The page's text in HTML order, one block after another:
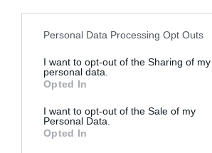
Personal Data Processing Opt Outs
I want to opt-out of the Sharing of my
personal data.
Opted In
I want to opt-out of the Sale of my
Personal Data.
Opted In
Σχετικά Video
Μαίρη Κόντζογλου: